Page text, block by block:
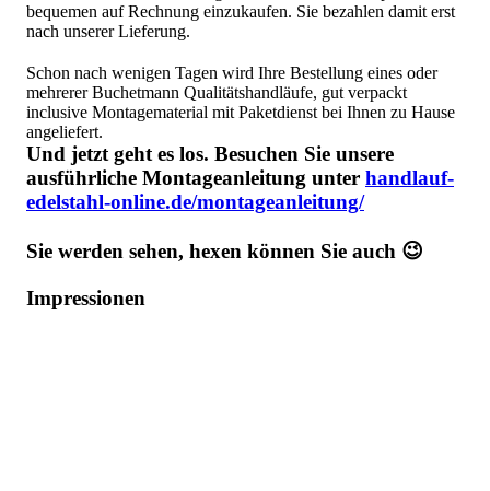
bequemen auf Rechnung einzukaufen. Sie bezahlen damit erst
nach unserer Lieferung.
Schon nach wenigen Tagen wird Ihre Bestellung eines oder
mehrerer Buchetmann Qualitätshandläufe, gut verpackt
inclusive Montagematerial mit Paketdienst bei Ihnen zu Hause
angeliefert.
Und jetzt geht es los. Besuchen Sie unsere
ausführliche Montageanleitung unter handlauf-
edelstahl-online.de/montageanleitung/
Sie werden sehen, hexen können Sie auch 😉
Impressionen